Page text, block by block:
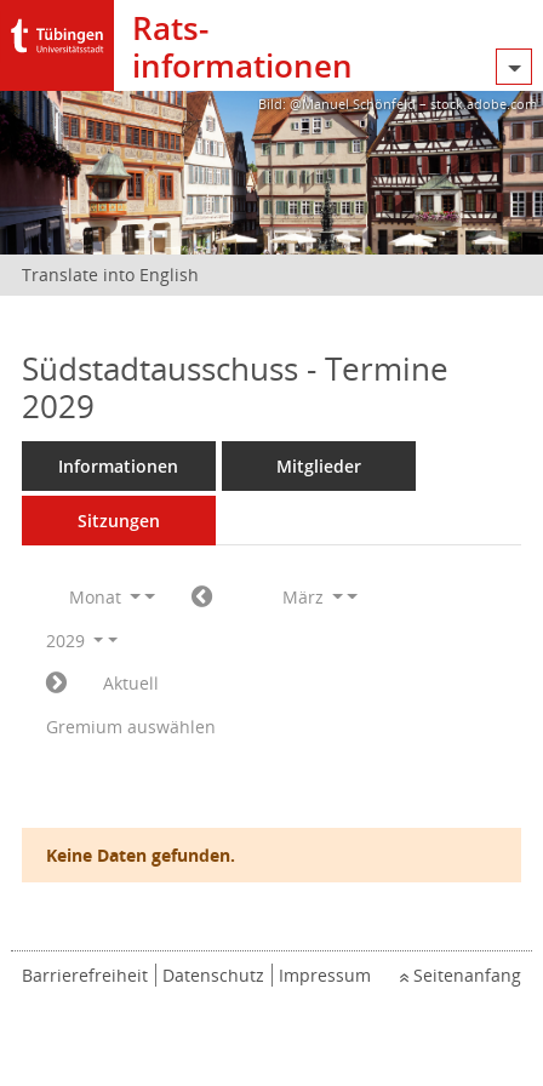
Rats­
informationen
Bild: @Manuel Schönfeld – stock.adobe.com
Translate into English
Südstadtausschuss - Termine
2029
Informationen Mitglieder
Sitzungen
Monat
März
2029
Aktuell
Gremium auswählen
Keine Daten gefunden.
Barrierefreiheit Datenschutz Impressum Seitenanfang